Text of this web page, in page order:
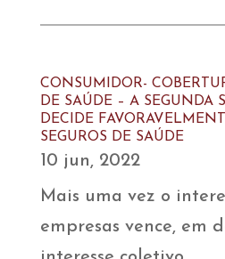
CONSUMIDOR-
DE SAÚDE – A SEGUNDA
DECIDE
SEGUROS DE SAÚDE
10 jun, 2022
Mais uma vez o
empresas vence, em